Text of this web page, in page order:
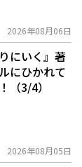
2026年08月06日
にいく』著
にひかれて
（3/4）
2026年08月05日